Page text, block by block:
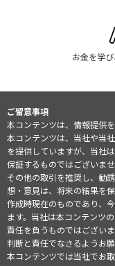
お金を学
ご留意事項
本コンテンツは、情報提供
本コンテンツは、当社や当
を提供していますが、当社
保証するものではございま
その他の取引を推奨し、勧
想・意見は、将来の結果を
作成時現在のものであり、
ます。当社は本コンテンツ
責任を負うものではござい
判断と責任でなさるようお願
本コンテンツでは当社でお